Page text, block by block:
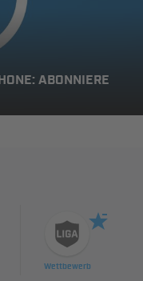
ABONNIERE
Wettbewerb